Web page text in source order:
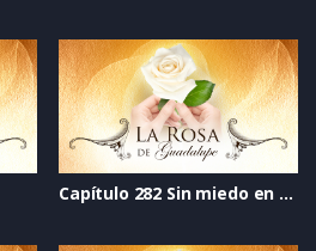
Capítulo 282 Sin miedo en el corazón